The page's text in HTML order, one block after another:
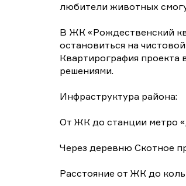
любители животных
В ЖК «Рождественский
остановиться на
Квартирография проекта
решениями.
Инфраструктура района:
От ЖК до станции метро
Через деревню Скотное
Расстояние от ЖК до